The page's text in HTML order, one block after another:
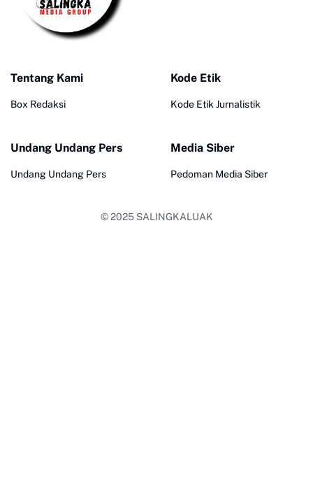
Tentang Kami
Box Redaksi
Kode Etik
Kode Etik Jurnalistik
Undang Undang Pers
Undang Undang Pers
Media Siber
Pedoman Media Siber
© 2025 SALINGKALUAK